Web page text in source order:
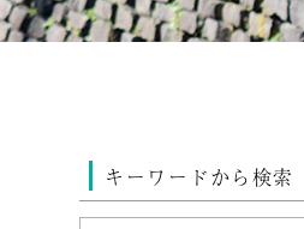
キーワードから検索